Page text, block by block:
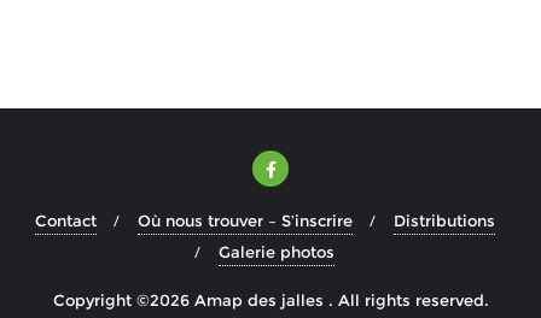
Contact Où nous trouver – S’inscrire
Distributions
Galerie photos
Copyright ©2026 Amap des jalles . All rights reserved.